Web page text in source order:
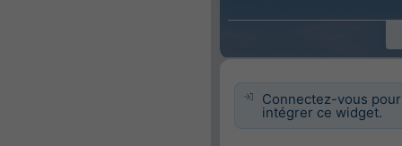
Connectez-vous pour
intégrer ce widget.